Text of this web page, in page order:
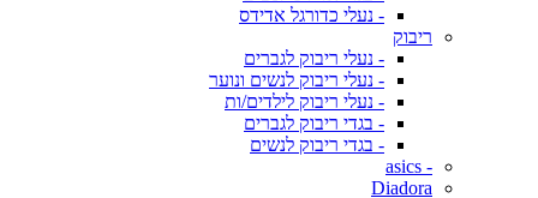
- נעלי כדורגל אדידס
ריבוק
- נעלי ריבוק לגברים
- נעלי ריבוק לנשים ונוער
- נעלי ריבוק לילדים/ות
- בגדי ריבוק לגברים
- בגדי ריבוק לנשים
- asics
Diadora